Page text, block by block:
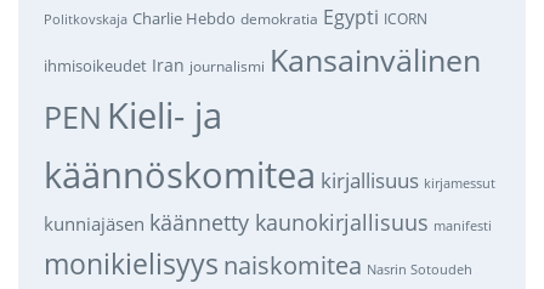
Politkovskaja Charlie Hebdo demokratia Egypti ICORN
ihmisoikeudet Iran journalismi Kansainvälinen
PEN Kieli- ja
käännöskomitea kirjallisuus kirjamessut
kunniajäsen käännetty kaunokirjallisuus manifesti
monikielisyys naiskomitea Nasrin Sotoudeh